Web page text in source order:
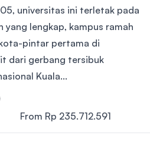
universitas ini terletak pada
yang lengkap, kampus ramah
pintar pertama di
dari gerbang tersibuk
Kuala...
From Rp 235.712.591